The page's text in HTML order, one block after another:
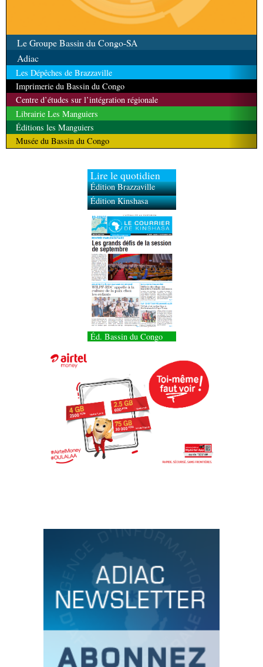
Le Groupe Bassin du Congo-SA
Adiac
Les Dépêches de Brazzaville
Imprimerie du Bassin du Congo
Centre d’études sur l’intégration régionale
Librairie Les Manguiers
Éditions les Manguiers
Musée du Bassin du Congo
Lire le quotidien
Édition Brazzaville
Édition Kinshasa
Éd. Bassin du Congo